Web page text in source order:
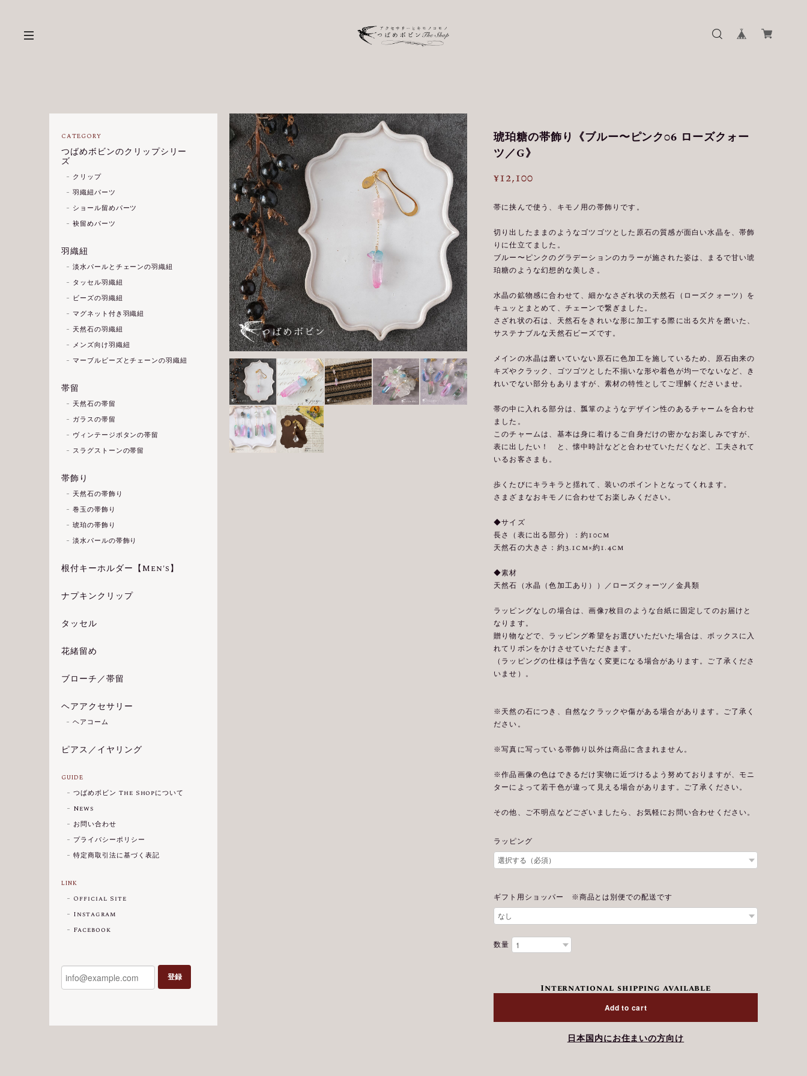
琥珀糖の帯飾り《ブルー〜ピンク06 ローズクォー
ツ／G》
¥12,100
帯に挟んで使う、キモノ用の帯飾りです。
切り出したままのようなゴツゴツとした原石の質感が面白い水晶を、帯飾
りに仕立てました。
ブルー〜ピンクのグラデーションのカラーが施された姿は、まるで甘い琥
珀糖のような幻想的な美しさ。
水晶の鉱物感に合わせて、細かなさざれ状の天然石（ローズクォーツ）を
キュッとまとめて、チェーンで繋ぎました。
さざれ状の石は、天然石をきれいな形に加工する際に出る欠片を磨いた、
サステナブルな天然石ビーズです。
メインの水晶は磨いていない原石に色加工を施しているため、原石由来の
キズやクラック、ゴツゴツとした不揃いな形や着色が均一でないなど、き
れいでない部分もありますが、素材の特性としてご理解くださいませ。
帯の中に入れる部分は、瓢箪のようなデザイン性のあるチャームを合わせ
ました。
このチャームは、基本は身に着けるご自身だけの密かなお楽しみですが、
表に出したい！ と、懐中時計などと合わせていただくなど、工夫されて
いるお客さまも。
歩くたびにキラキラと揺れて、装いのポイントとなってくれます。
さまざまなおキモノに合わせてお楽しみください。
◆サイズ
長さ（表に出る部分）：約10cm
天然石の大きさ：約3.1cm×約1.4cm
◆素材
天然石（水晶（色加工あり））／ローズクォーツ／金具類
ラッピングなしの場合は、画像7枚目のような台紙に固定してのお届けと
なります。
贈り物などで、ラッピング希望をお選びいただいた場合は、ボックスに入
れてリボンをかけさせていただきます。
（ラッピングの仕様は予告なく変更になる場合があります。ご了承くださ
いませ）。
※天然の石につき、自然なクラックや傷がある場合があります。ご了承く
ださい。
※写真に写っている帯飾り以外は商品に含まれません。
※作品画像の色はできるだけ実物に近づけるよう努めておりますが、モニ
ターによって若干色が違って見える場合があります。ご了承ください。
その他、ご不明点などございましたら、お気軽にお問い合わせください。
ラッピング
ギフト用ショッパー ※商品とは別便での配送です
数量
International shipping available
Add to cart
日本国内にお住まいの方向け
CATEGORY
つばめボビンのクリップシリー
ズ
クリップ
羽織紐パーツ
ショール留めパーツ
袂留めパーツ
羽織紐
淡水パールとチェーンの羽織紐
タッセル羽織紐
ビーズの羽織紐
マグネット付き羽織紐
天然石の羽織紐
メンズ向け羽織紐
マーブルビーズとチェーンの羽織紐
帯留
天然石の帯留
ガラスの帯留
ヴィンテージボタンの帯留
スラグストーンの帯留
帯飾り
天然石の帯飾り
巻玉の帯飾り
琥珀の帯飾り
淡水パールの帯飾り
根付キーホルダー【Men's】
ナプキンクリップ
タッセル
花緒留め
ブローチ／帯留
ヘアアクセサリー
ヘアコーム
ピアス／イヤリング
GUIDE
つばめボビン The Shopについて
News
お問い合わせ
プライバシーポリシー
特定商取引法に基づく表記
LINK
Official Site
Instagram
Facebook
登録